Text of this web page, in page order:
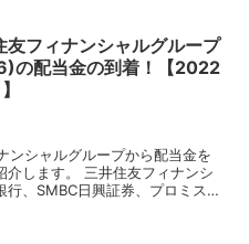
友フィナンシャルグループ
の配当金の到着！【2022
ンシャルグループから配当金を
します。 三井住友フィナンシ
、SMBC日興証券、プロミス等